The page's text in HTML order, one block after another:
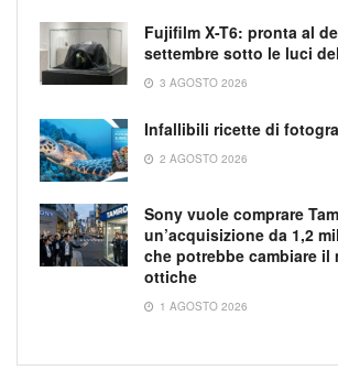
Fujifilm X-T6: pronta al
settembre sotto le luci
3 AGOSTO 2026
Infallibili ricette di
2 AGOSTO 2026
Sony vuole comprare
un’acquisizione da 1,2
che potrebbe cambiare il
ottiche
1 AGOSTO 2026